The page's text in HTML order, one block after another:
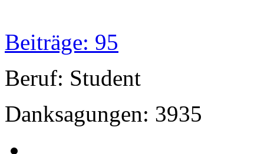
Beiträge: 95
Beruf: Student
Danksagungen: 3935